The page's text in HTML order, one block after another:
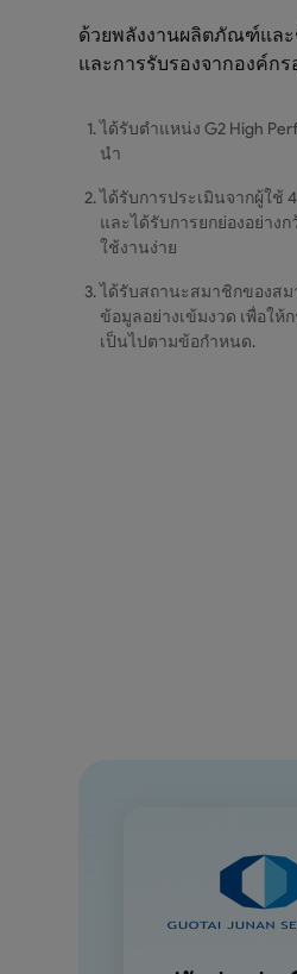
ด้วยพลังงานผลิตภัณฑ์และ
และการรับรองจากองค์ก
ได้รับตำแหน่ง G2 High
นำ
ได้รับการประเมินจากผู้ใช้
และได้รับการยกย่องอย่า
ใช้งานง่าย
ได้รับสถานะสมาชิกของสม
ข้อมูลอย่างเข้มงวด เพื่อให้
เป็นไปตามข้อกำหนด.